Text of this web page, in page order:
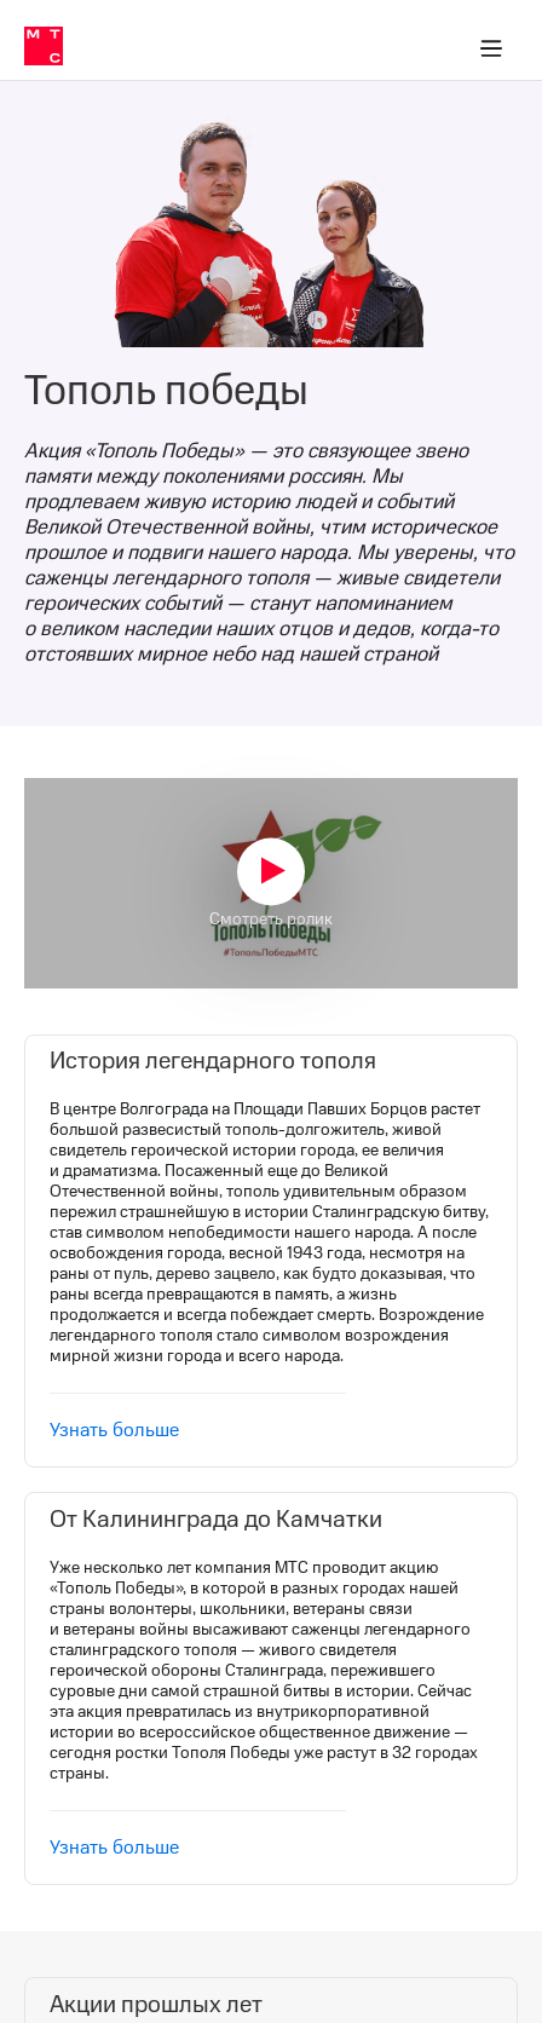
Медиа-центр
и акционерам
Устойчивое развитие
Комплаенс и деловая этика
компании
История
компании
Руководство
региона
информация
Контакты
Медиа-центр
Пресс-
релизы
МТС
о технологиях
Достижения
управление
Корпоративный
секретарь
информации
Информация
акционерам
Документы
ПАО
"МТС"
Собрания
акционеров
Личный
кабинет
акционера
Акционерный
и
Программа
приобретения
Порядок
выкупа
акций
Дивиденды
Рынок
облигаций
Описание
о
именных
Реквизиты
Пресс-
релизы
МТС
о технологиях
Тополь победы
Акция «Тополь Победы» — это связующее звено
памяти между поколениями россиян. Мы
продлеваем живую историю людей и событий
Великой Отечественной войны, чтим историческое
прошлое и подвиги нашего народа. Мы уверены, что
саженцы легендарного тополя — живые свидетели
героических событий — станут напоминанием
о великом наследии наших отцов и дедов, когда-то
отстоявших мирное небо над нашей страной
Смотреть ролик
История легендарного тополя
В центре Волгограда на Площади Павших Борцов растет
большой развесистый тополь-долгожитель, живой
свидетель героической истории города, ее величия
и драматизма. Посаженный еще до Великой
Отечественной войны, тополь удивительным образом
пережил страшнейшую в истории Сталинградскую битву,
став символом непобедимости нашего народа. А после
освобождения города, весной 1943 года, несмотря на
раны от пуль, дерево зацвело, как будто доказывая, что
раны всегда превращаются в память, а жизнь
продолжается и всегда побеждает смерть. Возрождение
легендарного тополя стало символом возрождения
мирной жизни города и всего народа.
Узнать больше
От Калининграда до Камчатки
Уже несколько лет компания МТС проводит акцию
«Тополь Победы», в которой в разных городах нашей
страны волонтеры, школьники, ветераны связи
и ветераны войны высаживают саженцы легендарного
сталинградского тополя — живого свидетеля
героической обороны Сталинграда, пережившего
суровые дни самой страшной битвы в истории. Сейчас
эта акция превратилась из внутрикорпоративной
истории во всероссийское общественное движение —
сегодня ростки Тополя Победы уже растут в 32 городах
страны.
Узнать больше
Акции прошлых лет